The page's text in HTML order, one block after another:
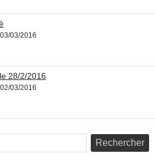
03/2016
28/2/2016
03/2016
Rechercher